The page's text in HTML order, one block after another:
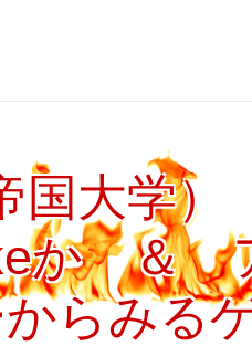
大学）
か ＆
らみる